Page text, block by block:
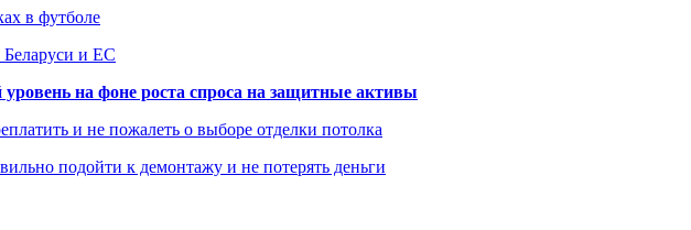
в футболе
Беларуси и ЕС
на фоне роста спроса на защитные активы
и не пожалеть о выборе отделки потолка
подойти к демонтажу и не потерять деньги